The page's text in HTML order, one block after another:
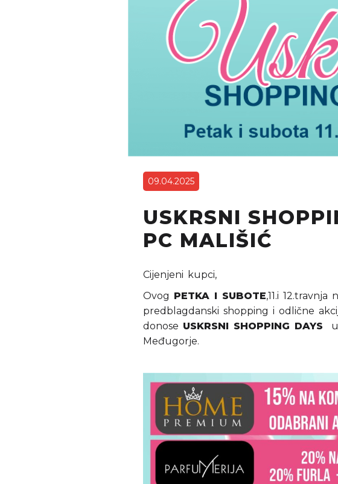
09.04.2025
USKRSNI
PC MALIŠIĆ
Cijenjeni kupci,
Ovog PETKA I SUBOTE,11.i
predblagdanski shopping i odlične
donose USKRSNI SHOPPING DAYS u
Međugorje.